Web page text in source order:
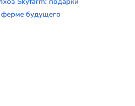
будущего